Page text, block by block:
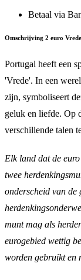
Betaal via
Omschrijving 2 euro
Portugal heeft een
'Vrede'. In een
zijn, symboliseert
geluk en liefde. Op
verschillende talen
Elk land dat de
twee
onderscheid van de
munt mag als
eurogebied wettig
worden gebruikt en